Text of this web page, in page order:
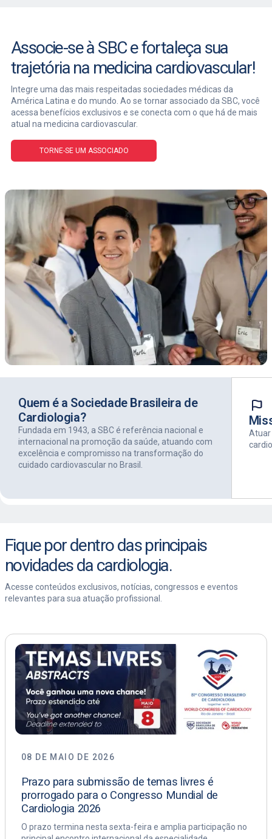
Associe-se à SBC e fortaleça sua
trajetória na medicina cardiovascular!
Integre uma das mais respeitadas sociedades médicas da
América Latina e do mundo. Ao se tornar associado da SBC, você
acessa benefícios exclusivos e se conecta com o que há de mais
atual na medicina cardiovascular.
TORNE-SE UM ASSOCIADO
Quem é a Sociedade Brasileira de
Cardiologia?
Fundada em 1943, a SBC é referência nacional e
internacional na promoção da saúde, atuando com
excelência e compromisso na transformação do
cuidado cardiovascular no Brasil.
Atuar
Fique por dentro das principais
novidades da cardiologia.
Acesse conteúdos exclusivos, notícias, congressos e eventos
relevantes para sua atuação profissional.
08 DE MAIO DE 2026
Prazo para submissão de temas livres é
prorrogado para o Congresso Mundial de
Cardiologia 2026
O prazo termina nesta sexta-feira e amplia participação no